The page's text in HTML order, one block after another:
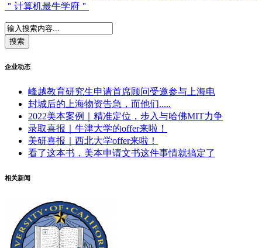
＂计算机最牛学府＂
企业动态
峰越教育研究生申请首席顾问受邀参与上海电
封城后的上海物资告急，而他们.....
2022美本案例｜精准定位，步入与哈佛MIT力争
录取喜报｜牛津大学的offer来啦！
美研喜报｜西北大学offer来啦！
看了这本书，美本申请文书这件事情就搞定了
相关新闻